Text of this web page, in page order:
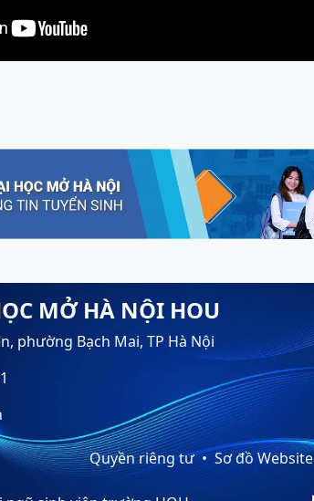
MỞ HÀ NỘI HOU
phường Bạch Mai, TP Hà Nội
Quyền riêng tư Sơ đồ Website